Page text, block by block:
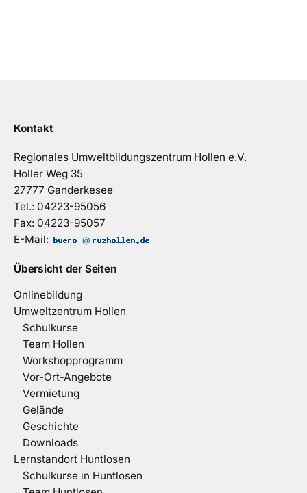
Kontakt
Regionales Umweltbildungszentrum Hollen e.V.
Holler Weg 35
27777 Ganderkesee
Tel.: 04223-95056
Fax: 04223-95057
E-Mail:
@
Übersicht der Seiten
Onlinebildung
Umweltzentrum Hollen
Schulkurse
Team Hollen
Workshopprogramm
Vor-Ort-Angebote
Vermietung
Gelände
Geschichte
Downloads
Lernstandort Huntlosen
Schulkurse in Huntlosen